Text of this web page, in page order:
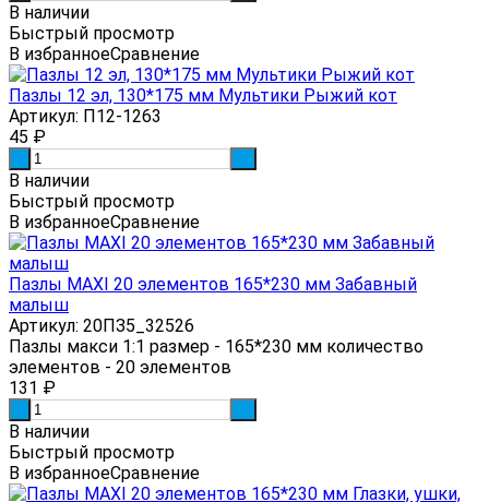
В наличии
Быстрый просмотр
В избранноеСравнение
Пазлы 12 эл, 130*175 мм Мультики Рыжий кот
Артикул: П12-1263
45 ₽
В наличии
Быстрый просмотр
В избранноеСравнение
Пазлы MAXI 20 элементов 165*230 мм Забавный
малыш
Артикул: 20ПЗ5_32526
Пазлы макси 1:1 размер - 165*230 мм количество
элементов - 20 элементов
131 ₽
В наличии
Быстрый просмотр
В избранноеСравнение